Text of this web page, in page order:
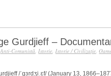
Gurdjieff –
Anti-Comunistă,Istorie,Istorie / Civilizaţie,
/ˈɡɜrdʒiˌɛf/ (January 13,